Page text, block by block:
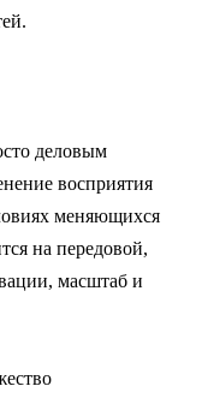
деловым
восприятия
меняющихся
на передовой,
масштаб и